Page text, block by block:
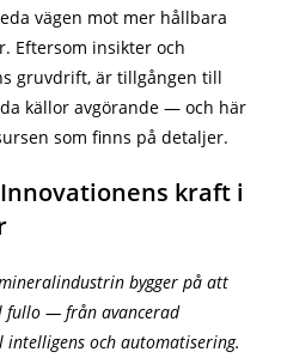
vägen mot mer hållbara
Eftersom insikter och
gruvdrift, är tillgången till
källor avgörande — och här
som finns på detaljer.
kraft i
bygger på att
fullo — från avancerad
och automatisering.